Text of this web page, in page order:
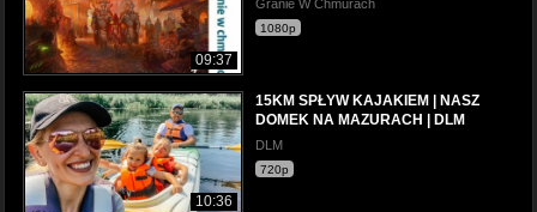
09:37
Granie W Chmurach
1080p
10:36
15KM SPŁYW KAJAKIEM | NASZ
DOMEK NA MAZURACH | DLM
DLM
720p